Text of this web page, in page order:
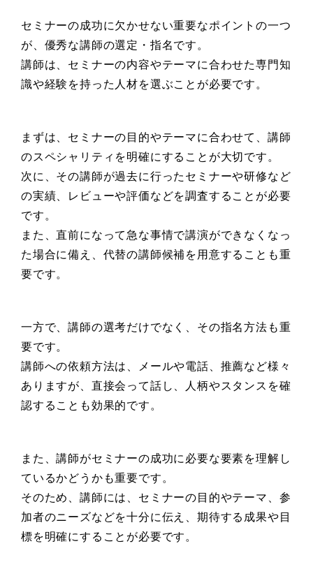
セミナーの成功に欠かせない重要なポイントの一つ
が、優秀な講師の選定・指名です。
講師は、セミナーの内容やテーマに合わせた専門知
識や経験を持った人材を選ぶことが必要です。
まずは、セミナーの目的やテーマに合わせて、講師
のスペシャリティを明確にすることが大切です。
次に、その講師が過去に行ったセミナーや研修など
の実績、レビューや評価などを調査することが必要
です。
また、直前になって急な事情で講演ができなくなっ
た場合に備え、代替の講師候補を用意することも重
要です。
一方で、講師の選考だけでなく、その指名方法も重
要です。
講師への依頼方法は、メールや電話、推薦など様々
ありますが、直接会って話し、人柄やスタンスを確
認することも効果的です。
また、講師がセミナーの成功に必要な要素を理解し
ているかどうかも重要です。
そのため、講師には、セミナーの目的やテーマ、参
加者のニーズなどを十分に伝え、期待する成果や目
標を明確にすることが必要です。